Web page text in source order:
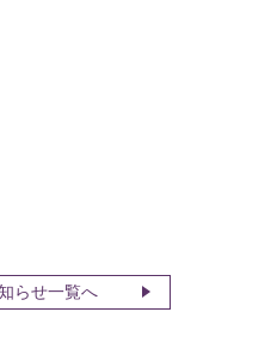
らせ一覧へ